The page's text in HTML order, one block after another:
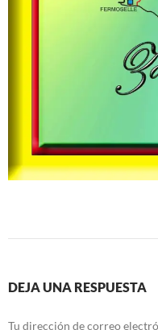
DEJA UNA RESPUESTA
Tu dirección de correo